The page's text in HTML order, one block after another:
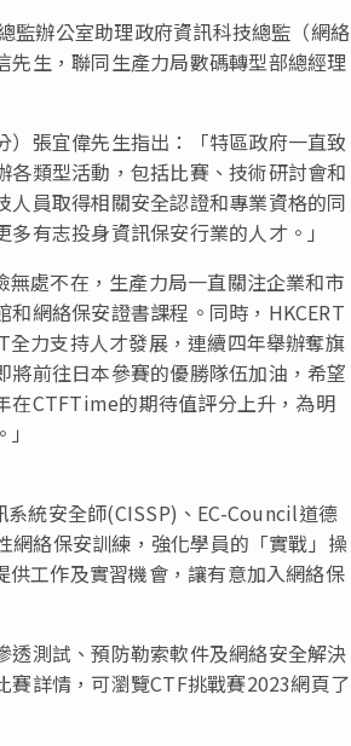
監辦公室助理政府資訊科技總監（網絡
生，聯同生產力局數碼轉型部總經理
張宜偉先生指出：「特區政府一直致
類型活動，包括比賽、技術研討會和
員取得相關安全認證和專業資格的同
有志投身資訊保安行業的人才。」
處不在，生產力局一直關注企業和市
網絡保安證書課程。同時，HKCERT
力支持人才發展，連續四年舉辦奪旗
前往日本參賽的優勝隊伍加油，希望
在CTFTime的期待值評分上升，為明
統安全師(CISSP)、EC-Council道德
網絡保安訓練，強化學員的「實戰」操
工作及實習機會，讓有意加入網絡保
測試、預防勒索軟件及網絡安全解決
詳情，可瀏覽CTF挑戰賽2023網頁了